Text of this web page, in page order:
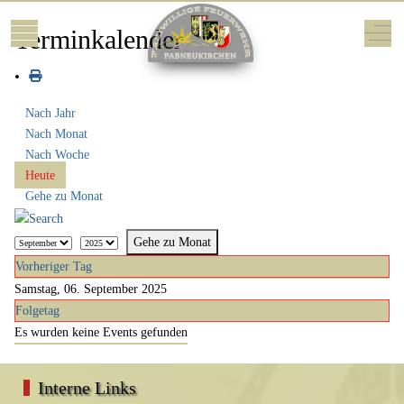
Mobile Menu Toggle Off-
Terminkalender
Nach Jahr
Nach Monat
Nach Woche
Heute
Gehe zu Monat
Gehe zu Monat
Vorheriger Tag
Samstag, 06. September 2025
Folgetag
Es wurden keine Events gefunden
Interne Links